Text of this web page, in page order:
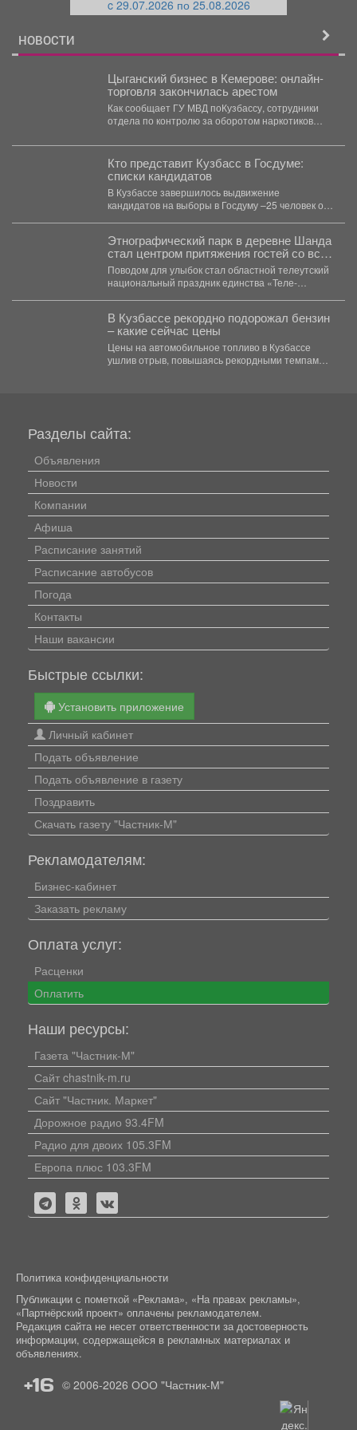
c 29.07.2026 по 25.08.2026
НОВОСТИ
Цыганский бизнес в Кемерове: онлайн-
торговля закончилась арестом
Как сообщает ГУ МВД поКузбассу, сотрудники
отдела по контролю за оборотом наркотиков
Кто представит Кузбасс в Госдуме:
списки кандидатов
В Кузбассе завершилось выдвижение
кандидатов на выборы в Госдуму –25 человек от
Этнографический парк в деревне Шанда
стал центром притяжения гостей со всей
области.
Поводом для улыбок стал областной телеутский
национальный праздник единства «Теле-
В Кузбассе рекордно подорожал бензин
– какие сейчас цены
Цены на автомобильное топливо в Кузбассе
ушлив отрыв, повышаясь рекордными темпами.
Разделы сайта:
Объявления
Новости
Компании
Афиша
Расписание занятий
Расписание автобусов
Погода
Контакты
Наши вакансии
Быстрые ссылки:
Установить приложение
Личный кабинет
Подать объявление
Подать объявление в газету
Поздравить
Скачать газету "Частник-М"
Рекламодателям:
Бизнес-кабинет
Заказать рекламу
Оплата услуг:
Расценки
Оплатить
Наши ресурсы:
Газета "Частник-М"
Сайт chastnik-m.ru
Сайт "Частник. Маркет"
Дорожное радио 93.4FM
Радио для двоих 105.3FM
Европа плюс 103.3FM
Политика конфиденциальности
Публикации с пометкой «Реклама», «На правах рекламы»,
«Партнёрский проект» оплачены рекламодателем.
Редакция сайта не несет ответственности за достоверность
информации, содержащейся в рекламных материалах и
объявлениях.
+16 © 2006-2026 ООО "Частник-М"